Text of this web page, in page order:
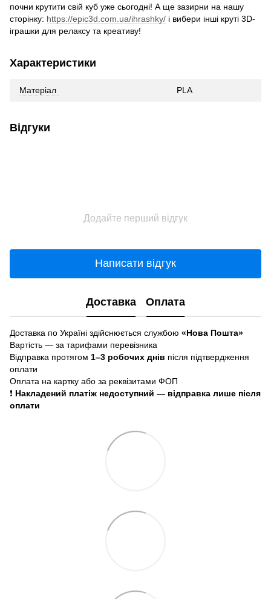
почни крутити свій куб уже сьогодні! А ще зазирни на нашу
сторінку: https://epic3d.com.ua/ihrashky/ і вибери інші круті 3D-
іграшки для релаксу та креативу!
Характеристики
Матеріал PLA
Відгуки
Додайте перший відгук
Написати відгук
Доставка Оплата
Доставка по Україні здійснюється службою «Нова Пошта»
Вартість — за тарифами перевізника
Відправка протягом 1–3 робочих днів після підтвердження
оплати
Оплата на картку або за реквізитами ФОП
❗ Накладений платіж недоступний — відправка лише після
оплати